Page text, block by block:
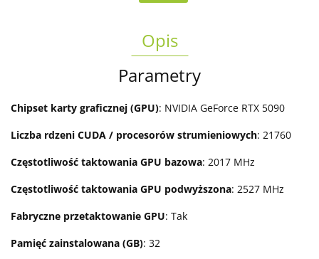
Opis
Parametry
Chipset karty graficznej (GPU): NVIDIA GeForce RTX 5090
Liczba rdzeni CUDA / procesorów strumieniowych: 21760
Częstotliwość taktowania GPU bazowa: 2017 MHz
Częstotliwość taktowania GPU podwyższona: 2527 MHz
Fabryczne przetaktowanie GPU: Tak
Pamięć zainstalowana (GB): 32